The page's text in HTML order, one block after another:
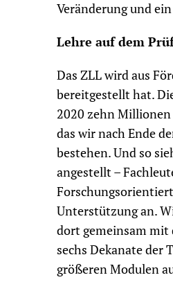
Veränderung und
Lehre auf dem
Das ZLL wird aus
bereitgestellt hat.
2020 zehn
das wir nach Ende
bestehen. Und so
angestellt –
Unterstützung an.
dort gemeinsam mit
sechs Dekanate
größeren Modulen